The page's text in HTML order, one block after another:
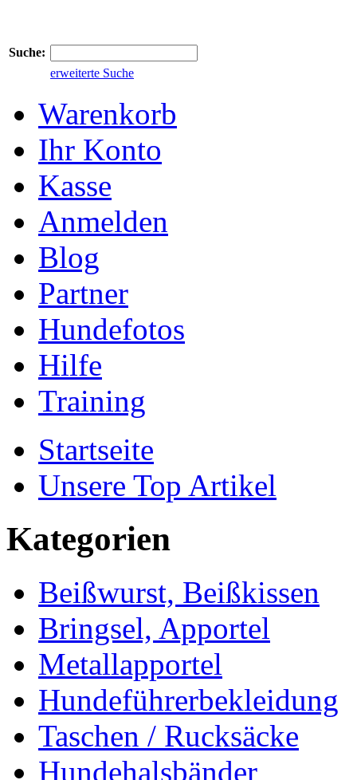
Suche:
erweiterte Suche
Warenkorb
Ihr Konto
Kasse
Anmelden
Blog
Partner
Hundefotos
Hilfe
Training
Startseite
Unsere Top Artikel
Kategorien
Beißwurst, Beißkissen
Bringsel, Apportel
Metallapportel
Hundeführerbekleidung
Taschen / Rucksäcke
Hundehalsbänder